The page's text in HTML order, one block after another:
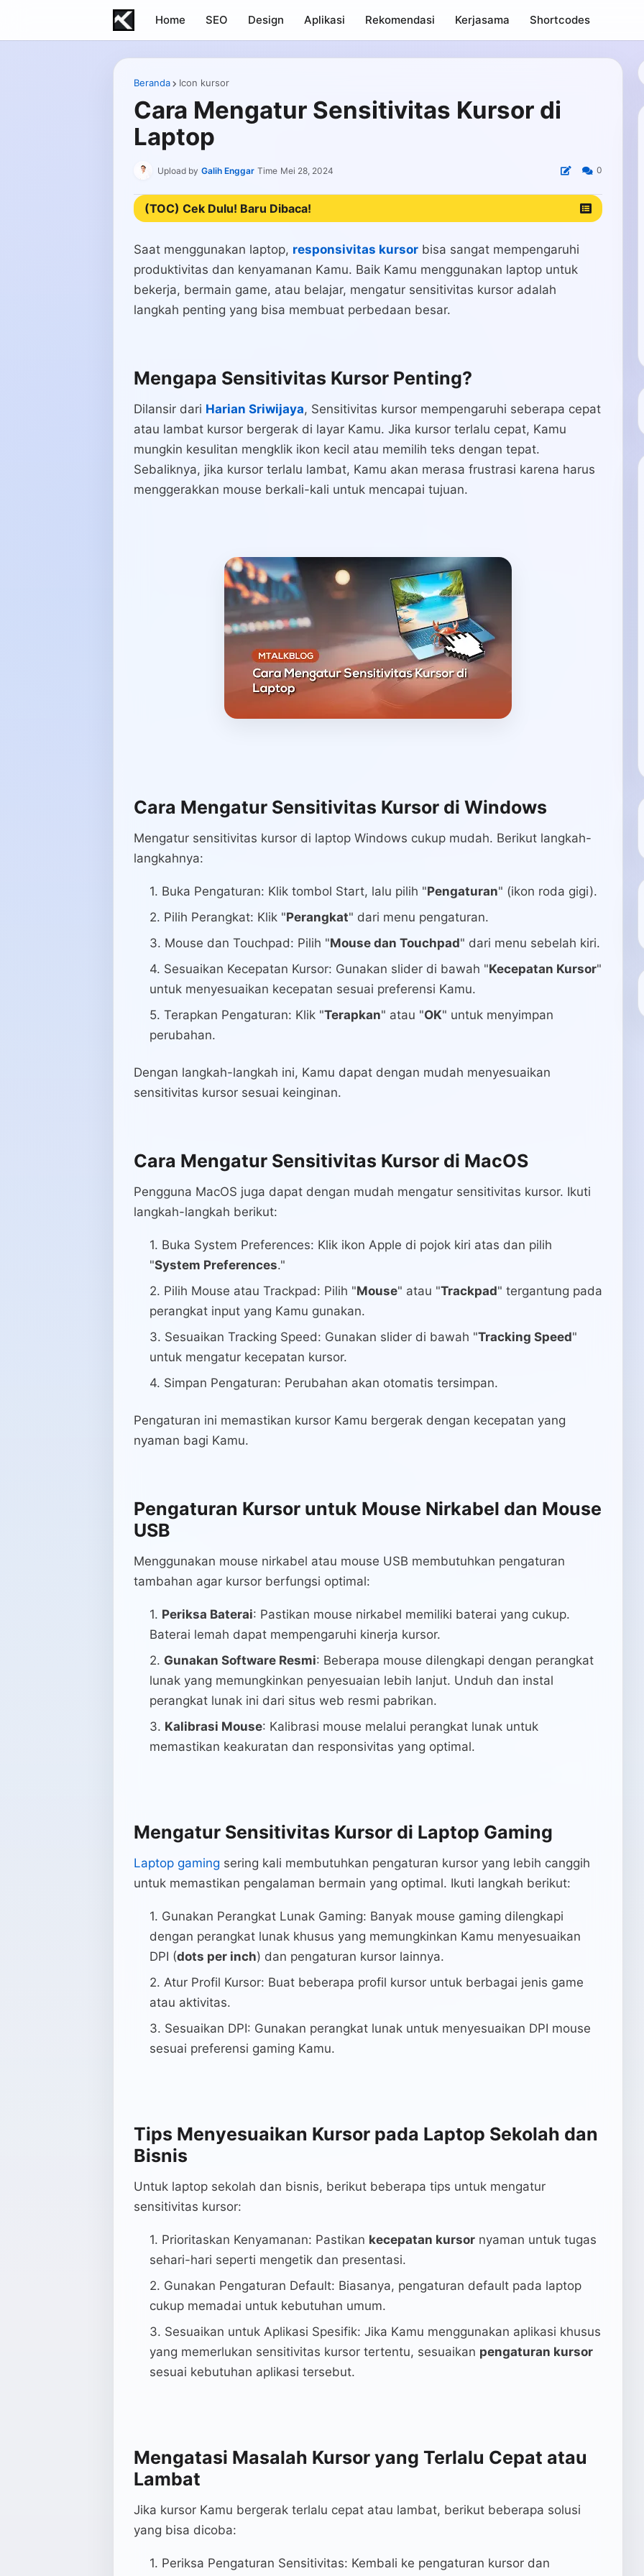
Home SEO Design Aplikasi Rekomendasi Kerjasama Shortcodes
Beranda Icon kursor
Cara Mengatur Sensitivitas Kursor di
Laptop
Upload by Galih Enggar Time Mei 28, 2024 0
(TOC) Cek Dulu! Baru Dibaca!
Saat menggunakan laptop, responsivitas kursor bisa sangat mempengaruhi
produktivitas dan kenyamanan Kamu. Baik Kamu menggunakan laptop untuk
bekerja, bermain game, atau belajar, mengatur sensitivitas kursor adalah
langkah penting yang bisa membuat perbedaan besar.
Mengapa Sensitivitas Kursor Penting?
Dilansir dari Harian Sriwijaya, Sensitivitas kursor mempengaruhi seberapa cepat
atau lambat kursor bergerak di layar Kamu. Jika kursor terlalu cepat, Kamu
mungkin kesulitan mengklik ikon kecil atau memilih teks dengan tepat.
Sebaliknya, jika kursor terlalu lambat, Kamu akan merasa frustrasi karena harus
menggerakkan mouse berkali-kali untuk mencapai tujuan.
Cara Mengatur Sensitivitas Kursor di Windows
Mengatur sensitivitas kursor di laptop Windows cukup mudah. Berikut langkah-
langkahnya:
Buka Pengaturan: Klik tombol Start, lalu pilih "Pengaturan" (ikon roda gigi).
Pilih Perangkat: Klik "Perangkat" dari menu pengaturan.
Mouse dan Touchpad: Pilih "Mouse dan Touchpad" dari menu sebelah kiri.
Sesuaikan Kecepatan Kursor: Gunakan slider di bawah "Kecepatan Kursor"
untuk menyesuaikan kecepatan sesuai preferensi Kamu.
Terapkan Pengaturan: Klik "Terapkan" atau "OK" untuk menyimpan
perubahan.
Dengan langkah-langkah ini, Kamu dapat dengan mudah menyesuaikan
sensitivitas kursor sesuai keinginan.
Cara Mengatur Sensitivitas Kursor di MacOS
Pengguna MacOS juga dapat dengan mudah mengatur sensitivitas kursor. Ikuti
langkah-langkah berikut:
Buka System Preferences: Klik ikon Apple di pojok kiri atas dan pilih
"System Preferences."
Pilih Mouse atau Trackpad: Pilih "Mouse" atau "Trackpad" tergantung pada
perangkat input yang Kamu gunakan.
Sesuaikan Tracking Speed: Gunakan slider di bawah "Tracking Speed"
untuk mengatur kecepatan kursor.
Simpan Pengaturan: Perubahan akan otomatis tersimpan.
Pengaturan ini memastikan kursor Kamu bergerak dengan kecepatan yang
nyaman bagi Kamu.
Pengaturan Kursor untuk Mouse Nirkabel dan Mouse
USB
Menggunakan mouse nirkabel atau mouse USB membutuhkan pengaturan
tambahan agar kursor berfungsi optimal:
Periksa Baterai: Pastikan mouse nirkabel memiliki baterai yang cukup.
Baterai lemah dapat mempengaruhi kinerja kursor.
Gunakan Software Resmi: Beberapa mouse dilengkapi dengan perangkat
lunak yang memungkinkan penyesuaian lebih lanjut. Unduh dan instal
perangkat lunak ini dari situs web resmi pabrikan.
Kalibrasi Mouse: Kalibrasi mouse melalui perangkat lunak untuk
memastikan keakuratan dan responsivitas yang optimal.
Mengatur Sensitivitas Kursor di Laptop Gaming
Laptop gaming sering kali membutuhkan pengaturan kursor yang lebih canggih
untuk memastikan pengalaman bermain yang optimal. Ikuti langkah berikut:
Gunakan Perangkat Lunak Gaming: Banyak mouse gaming dilengkapi
dengan perangkat lunak khusus yang memungkinkan Kamu menyesuaikan
DPI (dots per inch) dan pengaturan kursor lainnya.
Atur Profil Kursor: Buat beberapa profil kursor untuk berbagai jenis game
atau aktivitas.
Sesuaikan DPI: Gunakan perangkat lunak untuk menyesuaikan DPI mouse
sesuai preferensi gaming Kamu.
Tips Menyesuaikan Kursor pada Laptop Sekolah dan
Bisnis
Untuk laptop sekolah dan bisnis, berikut beberapa tips untuk mengatur
sensitivitas kursor:
Prioritaskan Kenyamanan: Pastikan kecepatan kursor nyaman untuk tugas
sehari-hari seperti mengetik dan presentasi.
Gunakan Pengaturan Default: Biasanya, pengaturan default pada laptop
cukup memadai untuk kebutuhan umum.
Sesuaikan untuk Aplikasi Spesifik: Jika Kamu menggunakan aplikasi khusus
yang memerlukan sensitivitas kursor tertentu, sesuaikan pengaturan kursor
sesuai kebutuhan aplikasi tersebut.
Mengatasi Masalah Kursor yang Terlalu Cepat atau
Lambat
Jika kursor Kamu bergerak terlalu cepat atau lambat, berikut beberapa solusi
yang bisa dicoba:
Periksa Pengaturan Sensitivitas: Kembali ke pengaturan kursor dan